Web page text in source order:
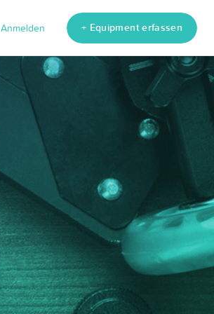
Anmelden + Equipment erfassen